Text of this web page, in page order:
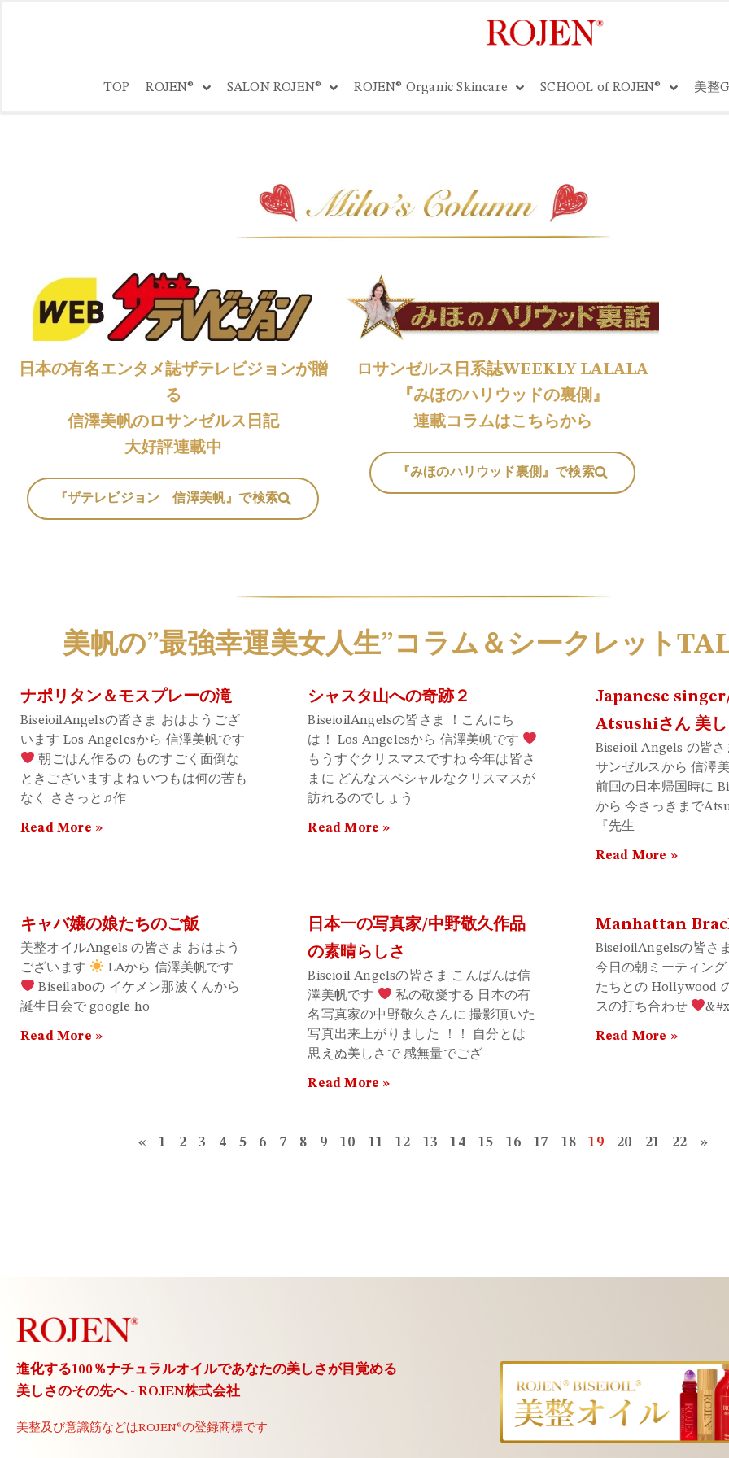
TOP ROJEN® SALON ROJEN® ROJEN® Organic Skincare SCHOOL of ROJEN® 美整
日本の有名エンタメ誌ザテレビジョンが贈
る
信澤美帆のロサンゼルス日記
大好評連載中
『ザテレビジョン 信澤美帆』で検索
ロサンゼルス日系誌WEEKLY LALALA
『みほのハリウッドの裏側』
連載コラムはこちらから
『みほのハリウッド裏側』で検索
美帆の”最強幸運美女人生”コラム＆シークレット
ナポリタン＆モスプレーの滝
BiseioilAngelsの皆さま おはようござ
います Los Angelesから 信澤美帆です
朝ごはん作るの ものすごく面倒な
ときございますよね いつもは何の苦も
なく ささっと♫作
Read More »
シャスタ山への奇跡２
BiseioilAngelsの皆さま ！こんにち
は！ Los Angelesから 信澤美帆です
もうすぐクリスマスですね 今年は皆さ
まに どんなスペシャルなクリスマスが
訪れるのでしょう
Read More »
Japanese
Atsushiさん 美し
Biseioil Angels の皆さ
サンゼルスから 信澤
前回の日本帰国時に
から 今さっきまで
『先生
Read More »
キャバ嬢の娘たちのご飯
美整オイルAngels の皆さま おはよう
ございます
LAから 信澤美帆です
Biseilaboの イケメン那波くんから
誕生日会で google ho
Read More »
日本一の写真家/中野敬久作品
の素晴らしさ
Biseioil Angelsの皆さま こんばんは信
澤美帆です
私の敬愛する 日本の有
名写真家の中野敬久さんに 撮影頂いた
写真出来上がりました ！！ 自分とは
思えぬ美しさで 感無量でござ
Read More »
Manhattan
BiseioilAngelsの皆さ
今日の朝ミーティン
たちとの Hollywood
スの打ち合わせ
Read More »
« 1 2 3 4 5 6 7 8 9 10 11 12 13 14 15 16 17 18 19 20 21 22 »
進化する100％ナチュラルオイルであなたの美しさが目覚める
美しさのその先へ - ROJEN株式会社
美整及び意識筋などはROJEN®の登録商標です